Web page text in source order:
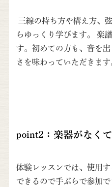
三線の持ち方や構え方、
らゆっくり学びます。 楽
す。初めての方も、音を
さを味わっていただきます
point2：楽器がなく
体験レッスンでは、使用
できるので手ぶらで参加で